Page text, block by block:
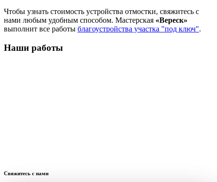
Чтобы узнать стоимость устройства отмостки, свяжитесь с
нами любым удобным способом. Мастерская «Вереск»
выполнит все работы благоустройства участка "под ключ".
Наши работы
Свяжитесь с нами